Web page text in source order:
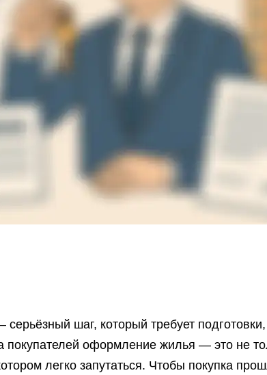
шаг, который требует
покупателей оформление жилья — это не
легко запутаться. Чтобы покупка